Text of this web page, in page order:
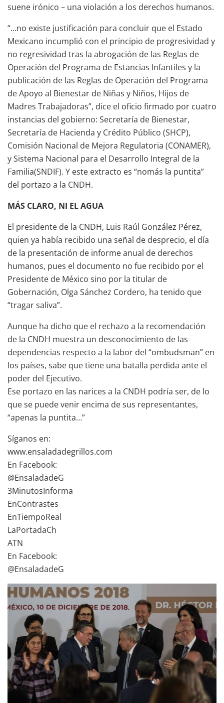
suene irónico – una violación a los derechos humanos.
“…no existe justificación para concluir que el Estado
Mexicano incumplió con el principio de progresividad y
no regresividad tras la abrogación de las Reglas de
Operación del Programa de Estancias Infantiles y la
publicación de las Reglas de Operación del Programa
de Apoyo al Bienestar de Niñas y Niños, Hijos de
Madres Trabajadoras”, dice el oficio firmado por cuatro
instancias del gobierno: Secretaría de Bienestar,
Secretaría de Hacienda y Crédito Público (SHCP),
Comisión Nacional de Mejora Regulatoria (CONAMER),
y Sistema Nacional para el Desarrollo Integral de la
Familia(SNDIF). Y este extracto es “nomás la puntita”
del portazo a la CNDH.
MÁS CLARO, NI EL AGUA
El presidente de la CNDH, Luis Raúl González Pérez,
quien ya había recibido una señal de desprecio, el día
de la presentación de informe anual de derechos
humanos, pues el documento no fue recibido por el
Presidente de México sino por la titular de
Gobernación, Olga Sánchez Cordero, ha tenido que
“tragar saliva”.
Aunque ha dicho que el rechazo a la recomendación
de la CNDH muestra un desconocimiento de las
dependencias respecto a la labor del “ombudsman” en
los países, sabe que tiene una batalla perdida ante el
poder del Ejecutivo.
Ese portazo en las narices a la CNDH podría ser, de lo
que se puede venir encima de sus representantes,
“apenas la puntita…”
Síganos en:
www.ensaladadegrillos.com
En Facebook:
@EnsaladadeG
3MinutosInforma
EnContrastes
EnTiempoReal
LaPortadaCh
ATN
En Facebook:
@EnsaladadeG